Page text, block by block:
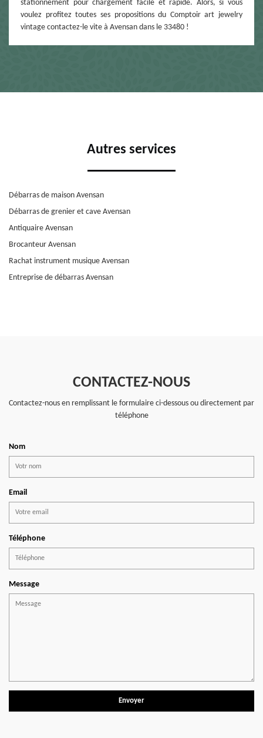
stationnement pour chargement facile et rapide. Alors, si vous
voulez profitez toutes ses propositions du Comptoir art jewelry
vintage contactez-le vite à Avensan dans le 33480 !
Autres services
Débarras de maison Avensan
Débarras de grenier et cave Avensan
Antiquaire Avensan
Brocanteur Avensan
Rachat instrument musique Avensan
Entreprise de débarras Avensan
CONTACTEZ-NOUS
Contactez-nous en remplissant le formulaire ci-dessous ou directement par
téléphone
Nom
Email
Téléphone
Message